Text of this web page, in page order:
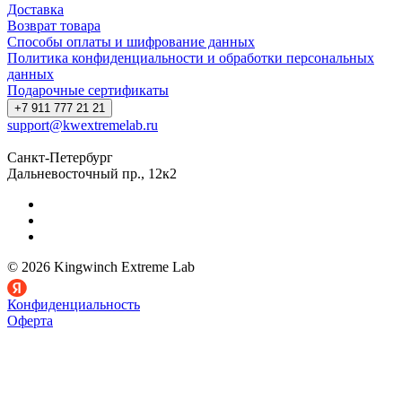
Доставка
Возврат товара
Способы оплаты и шифрование данных
Политика конфиденциальности и обработки персональных
данных
Подарочные сертификаты
+7 911 777 21 21
support@kwextremelab.ru
Санкт-Петербург
Дальневосточный пр., 12к2
© 2026 Kingwinch Extreme Lab
Конфиденциальность
Оферта